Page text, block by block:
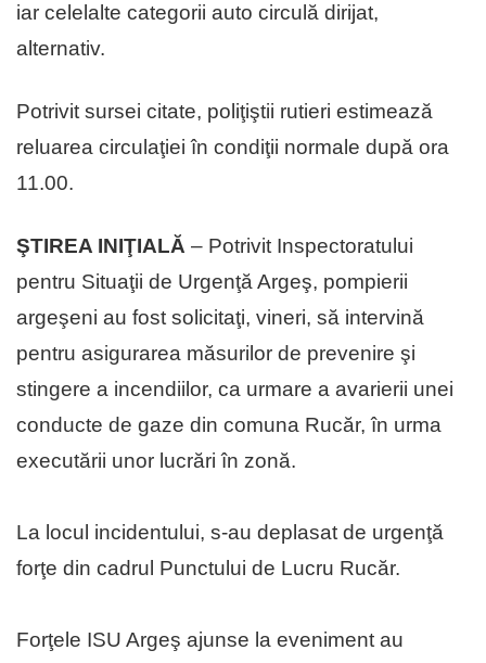
iar celelalte categorii auto circulă dirijat,
alternativ.
Potrivit sursei citate, poliţiştii rutieri estimează
reluarea circulaţiei în condiţii normale după ora
11.00.
ŞTIREA INIŢIALĂ – Potrivit Inspectoratului
pentru Situaţii de Urgenţă Argeş, pompierii
argeşeni au fost solicitaţi, vineri, să intervină
pentru asigurarea măsurilor de prevenire şi
stingere a incendiilor, ca urmare a avarierii unei
conducte de gaze din comuna Rucăr, în urma
executării unor lucrări în zonă.
La locul incidentului, s-au deplasat de urgenţă
forţe din cadrul Punctului de Lucru Rucăr.
Forţele ISU Argeş ajunse la eveniment au